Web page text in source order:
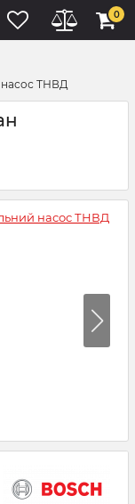
0
насос ТНВД